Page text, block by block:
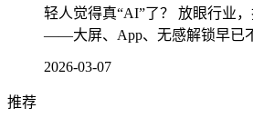
轻人觉得真“AI”了？ 放眼行业
——大屏、App、无感解锁早已
2026-03-07
推荐